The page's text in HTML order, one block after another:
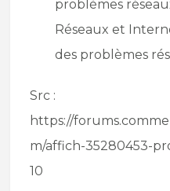
problèmes
Réseaux et
des problèmes
Src :
https://
m/affich-35280453-
10